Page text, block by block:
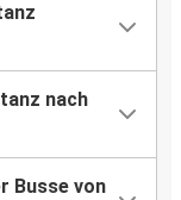
nach
Busse von